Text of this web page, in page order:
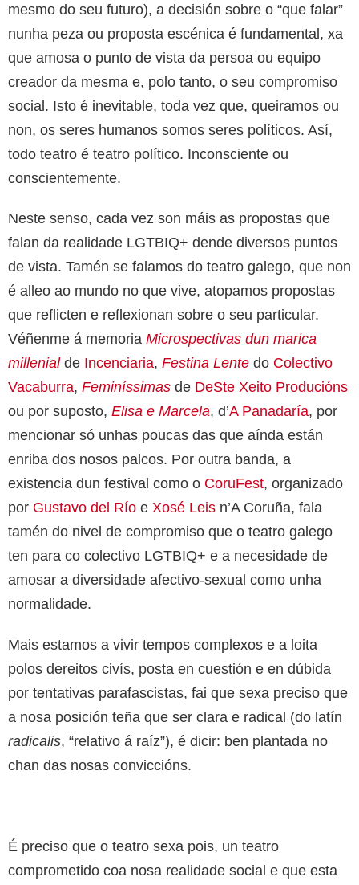
mesmo do seu futuro), a decisión sobre o “que falar”
nunha peza ou proposta escénica é fundamental, xa
que amosa o punto de vista da persoa ou equipo
creador da mesma e, polo tanto, o seu compromiso
social. Isto é inevitable, toda vez que, queiramos ou
non, os seres humanos somos seres políticos. Así,
todo teatro é teatro político. Inconsciente ou
conscientemente.
Neste senso, cada vez son máis as propostas que
falan da realidade LGTBIQ+ dende diversos puntos
de vista. Tamén se falamos do teatro galego, que non
é alleo ao mundo no que vive, atopamos propostas
que reflicten e reflexionan sobre o seu particular.
Véñenme á memoria Microspectivas dun marica
millenialde Incenciaria, Festina Lente do Colectivo
Vacaburra, Feminíssimas de DeSte Xeito Producións
ou por suposto, Elisa e Marcela, d’A Panadaría, por
mencionar só unhas poucas das que aínda están
enriba dos nosos palcos. Por outra banda, a
existencia dun festival como o CoruFest, organizado
por Gustavo del Río e Xosé Leis n’A Coruña, fala
tamén do nivel de compromiso que o teatro galego
ten para co colectivo LGTBIQ+ e a necesidade de
amosar a diversidade afectivo-sexual como unha
normalidade.
Mais estamos a vivir tempos complexos e a loita
polos dereitos civís, posta en cuestión e en dúbida
por tentativas parafascistas, fai que sexa preciso que
a nosa posición teña que ser clara e radical (do latín
radicalis, “relativo á raíz”), é dicir: ben plantada no
chan das nosas conviccións.
É preciso que o teatro sexa pois, un teatro
comprometido coa nosa realidade social e que esta